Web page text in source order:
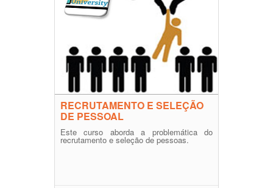
RECRUTAMENTO E SELEÇÃO
DE PESSOAL
Este curso aborda a problemática do
recrutamento e seleção de pessoas.